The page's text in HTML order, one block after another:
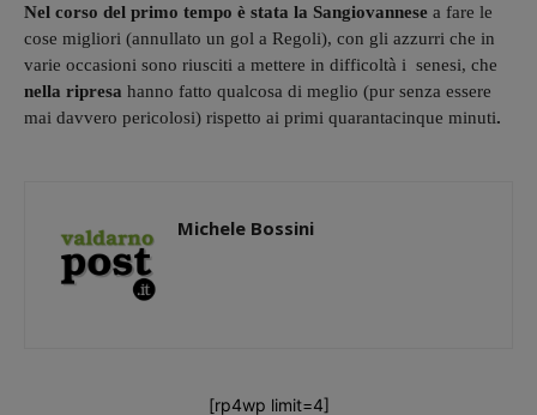
Nel corso del primo tempo è stata la Sangiovannese a fare le
cose migliori (annullato un gol a Regoli), con gli azzurri che in
varie occasioni sono riusciti a mettere in difficoltà i senesi, che
nella ripresa hanno fatto qualcosa di meglio (pur senza essere
mai davvero pericolosi) rispetto ai primi quarantacinque minuti.
Michele Bossini
[rp4wp limit=4]